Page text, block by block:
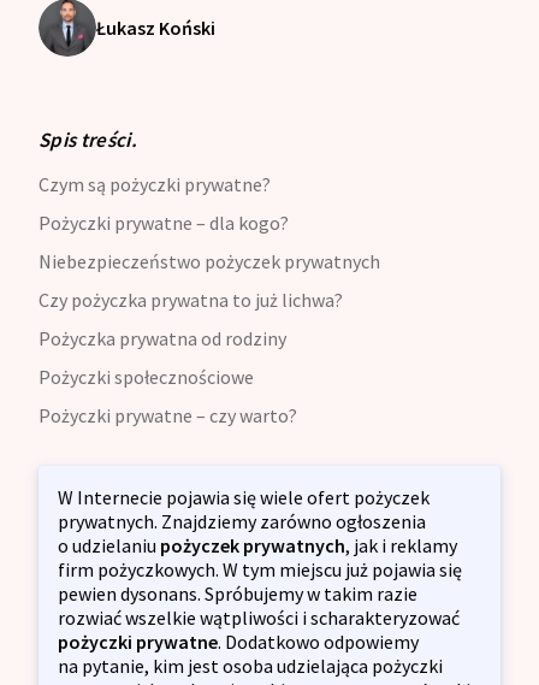
Łukasz Koński
Spis treści.
Czym są pożyczki prywatne?
Pożyczki prywatne – dla kogo?
Niebezpieczeństwo pożyczek prywatnych
Czy pożyczka prywatna to już lichwa?
Pożyczka prywatna od rodziny
Pożyczki społecznościowe
Pożyczki prywatne – czy warto?
W Internecie pojawia się wiele ofert pożyczek
prywatnych. Znajdziemy zarówno ogłoszenia
o udzielaniu pożyczek prywatnych, jak i reklamy
firm pożyczkowych. W tym miejscu już pojawia się
pewien dysonans. Spróbujemy w takim razie
rozwiać wszelkie wątpliwości i scharakteryzować
pożyczki prywatne. Dodatkowo odpowiemy
na pytanie, kim jest osoba udzielająca pożyczki